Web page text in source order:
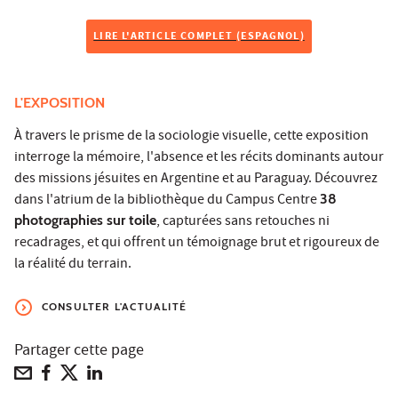
LIRE L'ARTICLE COMPLET (ESPAGNOL)
L'EXPOSITION
À travers le prisme de la sociologie visuelle, cette exposition
interroge la mémoire, l'absence et les récits dominants autour
des missions jésuites en Argentine et au Paraguay. Découvrez
dans l'atrium de la bibliothèque du Campus Centre38
photographies sur toile, capturées sans retouches ni
recadrages, et qui offrent un témoignage brut et rigoureux de
la réalité du terrain.
CONSULTER L'ACTUALITÉ
Partager cette page